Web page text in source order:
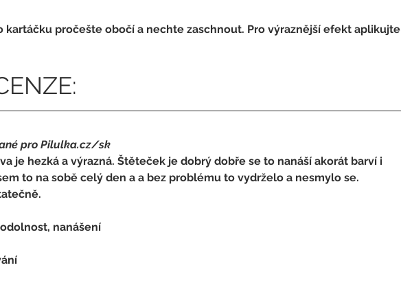
kartáčku pročešte obočí a nechte zaschnout. Pro výraznější efekt aplikujte
pro Pilulka.cz/sk
je hezká a výrazná. Štěteček je dobrý dobře se to nanáší akorát barví i
to na sobě celý den a a bez problému to vydrželo a nesmylo se.
nanášení